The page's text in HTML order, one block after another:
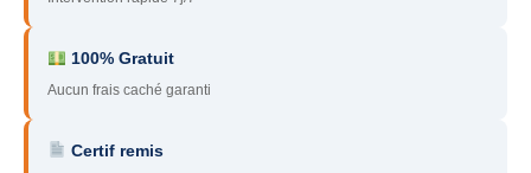
– Yonne
60 – Oise
45 – Loiret
100% Gratuit
Aucun frais caché garanti
Certif remis